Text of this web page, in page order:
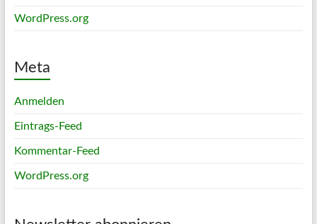
WordPress.org
Meta
Anmelden
Eintrags-Feed
Kommentar-Feed
WordPress.org